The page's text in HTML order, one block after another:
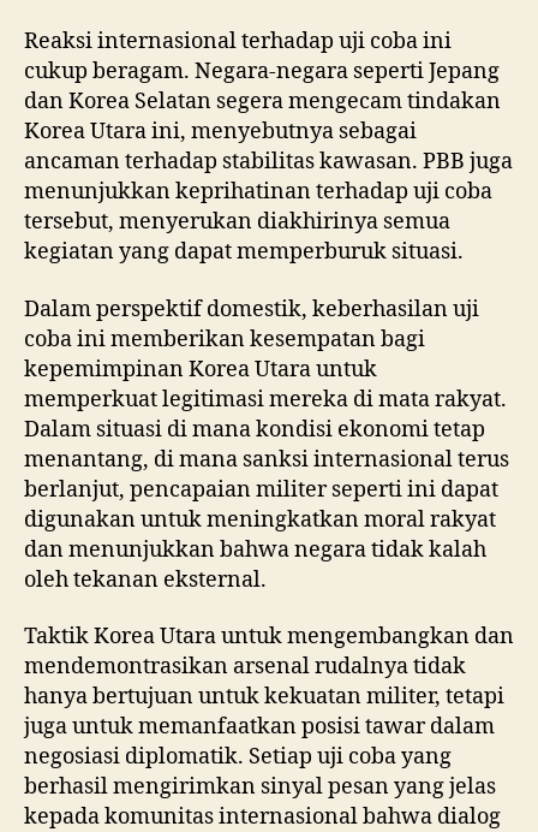
Reaksi internasional terhadap uji coba ini
cukup beragam. Negara-negara seperti Jepang
dan Korea Selatan segera mengecam tindakan
Korea Utara ini, menyebutnya sebagai
ancaman terhadap stabilitas kawasan. PBB juga
menunjukkan keprihatinan terhadap uji coba
tersebut, menyerukan diakhirinya semua
kegiatan yang dapat memperburuk situasi.
Dalam perspektif domestik, keberhasilan uji
coba ini memberikan kesempatan bagi
kepemimpinan Korea Utara untuk
memperkuat legitimasi mereka di mata rakyat.
Dalam situasi di mana kondisi ekonomi tetap
menantang, di mana sanksi internasional terus
berlanjut, pencapaian militer seperti ini dapat
digunakan untuk meningkatkan moral rakyat
dan menunjukkan bahwa negara tidak kalah
oleh tekanan eksternal.
Taktik Korea Utara untuk mengembangkan dan
mendemontrasikan arsenal rudalnya tidak
hanya bertujuan untuk kekuatan militer, tetapi
juga untuk memanfaatkan posisi tawar dalam
negosiasi diplomatik. Setiap uji coba yang
berhasil mengirimkan sinyal pesan yang jelas
kepada komunitas internasional bahwa dialog